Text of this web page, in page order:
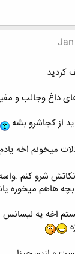
Jan
کردید
داغ وجالب و
از کجاشرو بشه
میخونم اخه
شرو کنم
هاهم میخوره
اخه یه